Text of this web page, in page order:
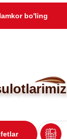
bo'ling